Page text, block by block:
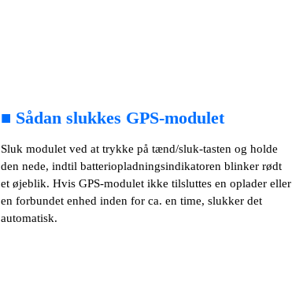
■ Sådan slukkes GPS-modulet
Sluk modulet ved at trykke på tænd/sluk-tasten og holde
den nede, indtil batteriopladningsindikatoren blinker rødt
et øjeblik. Hvis GPS-modulet ikke tilsluttes en oplader eller
en forbundet enhed inden for ca. en time, slukker det
automatisk.